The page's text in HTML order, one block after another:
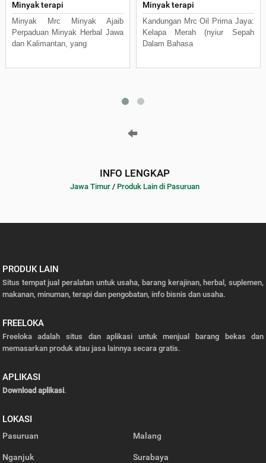
Minyak terapi
Minyak Mrc Minyak Ajaib
Perpaduan Minyak Herbal Jawa
dan Kalimantan, yang
Minyak terapi
Kandungan Mrc Oil Prima Jaya:
Kelapa Merah (nyiur Sepah
Dalam Bahasa
INFO LENGKAP
Jawa Timur / Produk Lain di Pasuruan
PRODUK LAIN
Situs tempat jual peralatan untuk usaha, barang kerajinan, herbal, suplemen,
makanan, minuman, terapi dan pengobatan, info bisnis dan usaha.
FREELOKA
Freeloka adalah situs dan aplikasi untuk menjual barang bekas dan
memasarkan produk atau jasa lainnya secara gratis.
APLIKASI
Download aplikasi.
LOKASI
Pasuruan Malang
Nganjuk Surabaya